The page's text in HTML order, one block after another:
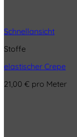
Schnellansicht
Stoffe
elastischer Crepe
21,00 € pro Meter